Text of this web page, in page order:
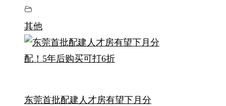
其他
东莞首批配建人才房有望下月分